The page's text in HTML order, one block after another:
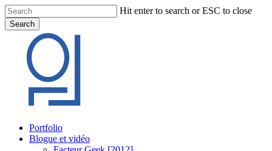
Skip
to
main
content
Hit enter to search or ESC to close
Search
Search
Menu
Portfolio
Blogue et vidéo